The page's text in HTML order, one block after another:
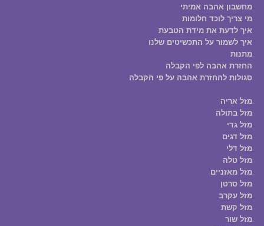
מחשבון אהבה אמיתי
מי צריך לוכד חלומות
איך לדעת את מידת הטבעת
איך לשמור על התכשיטים שלנו
מתנות
החזרת אהבה לפי הקבלה
סגולות להחזרת אהבה על פי הקבלה
מזל אריה
מזל בתולה
מזל גדי
מזל דגים
מזל דלי
מזל טלה
מזל מאזניים
מזל סרטן
מזל עקרב
מזל קשת
מזל שור